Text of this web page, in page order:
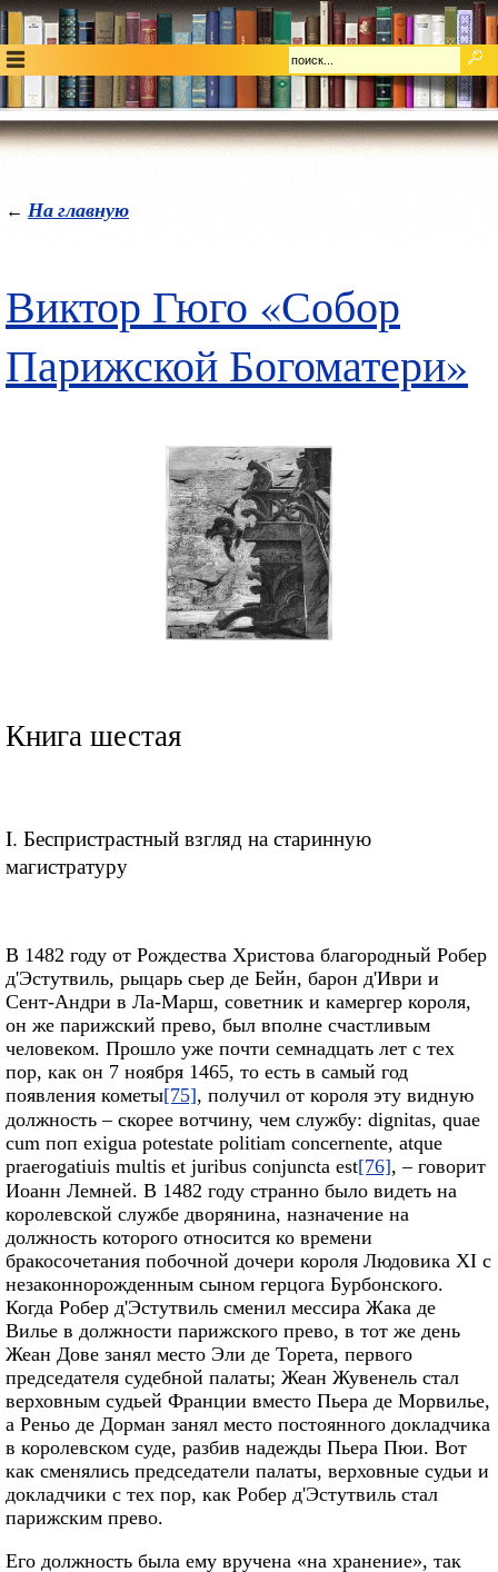
← На главную
Виктор Гюго «Собор
Парижской Богоматери»
Книга шестая
I. Беспристрастный взгляд на старинную
магистратуру
В 1482 году от Рождества Христова благородный Робер
д'Эстутвиль, рыцарь сьер де Бейн, барон д'Иври и
Сент‑Андри в Ла‑Марш, советник и камергер короля,
он же парижский прево, был вполне счастливым
человеком. Прошло уже почти семнадцать лет с тех
пор, как он 7 ноября 1465, то есть в самый год
появления кометы[75], получил от короля эту видную
должность – скорее вотчину, чем службу: dignitas, quae
cum поп exigua potestate politiam concernente, atque
praerogatiuis multis et juribus conjuncta est[76], – говорит
Иоанн Лемней. В 1482 году странно было видеть на
королевской службе дворянина, назначение на
должность которого относится ко времени
бракосочетания побочной дочери короля Людовика XI с
незаконнорожденным сыном герцога Бурбонского.
Когда Робер д'Эстутвиль сменил мессира Жака де
Вилье в должности парижского прево, в тот же день
Жеан Дове занял место Эли де Торета, первого
председателя судебной палаты; Жеан Жувенель стал
верховным судьей Франции вместо Пьера де Морвилье,
а Реньо де Дорман занял место постоянного докладчика
в королевском суде, разбив надежды Пьера Пюи. Вот
как сменялись председатели палаты, верховные судьи и
докладчики с тех пор, как Робер д'Эстутвиль стал
парижским прево.
Его должность была ему вручена «на хранение», так